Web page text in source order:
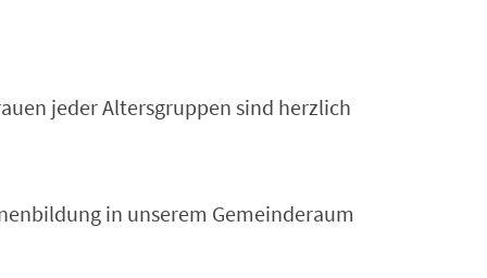
jeder Altersgruppen sind herzlich
in unserem Gemeinderaum